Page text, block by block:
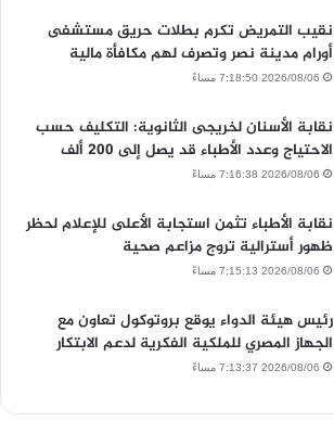
نقيب التمريض تكرم بطلات حريق مستشفى
أورام مدينة نصر وتصرف لهم مكافأة مالية
2026/08/06 7:18:50 مساءً
نقابة الأسنان لخريجى الثانوية: التكليف حسب
الاحتياج وعدد الأطباء قد يصل إلى 200 ألف
2026/08/06 7:16:38 مساءً
نقابة الأطباء تثمن استجابة الأعلى للإعلام لحظر
ظهور أسترالية تروج مزاعم صحية
2026/08/06 7:15:13 مساءً
رئيس هيئة الدواء يوقع بروتوكول تعاون مع
الجهاز المصري للملكية الفكرية لدعم الابتكار
2026/08/06 7:13:37 مساءً